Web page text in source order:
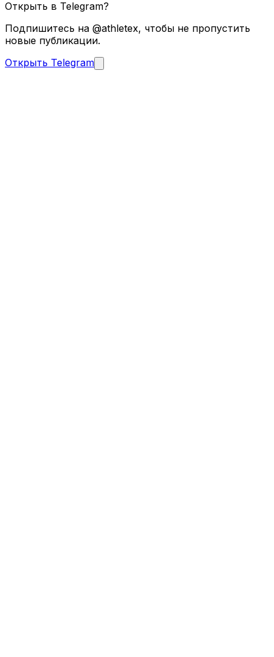
Открыть в Telegram?
Подпишитесь на @athletex, чтобы не пропустить
новые публикации.
Открыть Telegram